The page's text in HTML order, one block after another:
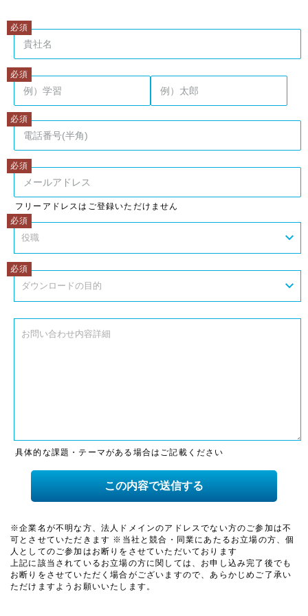
姓
フリーアドレスはご登録いただけません
具体的な課題・テーマがある場合はご記載ください
※企業名が不明な方、法人ドメインのアドレスでない方のご参加は不
可とさせていただきます ※当社と競合・同業にあたるお立場の方、個
人としてのご参加はお断りをさせていただいております
上記に該当されているお立場の方に関しては、お申し込み完了後でも
お断りをさせていただく場合がございますので、あらかじめご了承い
ただけますようお願いいたします。